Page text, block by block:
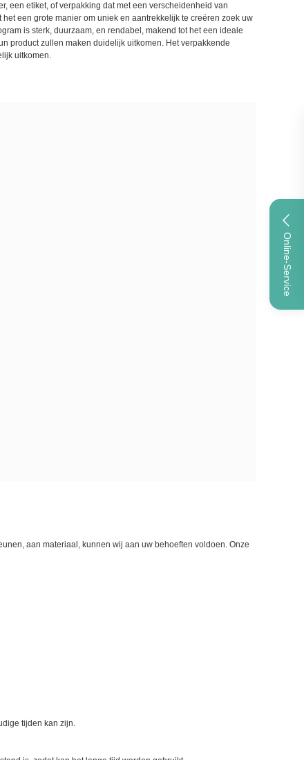
Online-Service
een etiket, of verpakking dat met een verscheidenheid van
een grote manier om uniek en aantrekkelijk te creëren zoek uw
is sterk, duurzaam, en rendabel, makend tot het een ideale
product zullen maken duidelijk uitkomen. Het verpakkende
uitkomen.
aan materiaal, kunnen wij aan uw behoeften voldoen. Onze
tijden kan zijn.